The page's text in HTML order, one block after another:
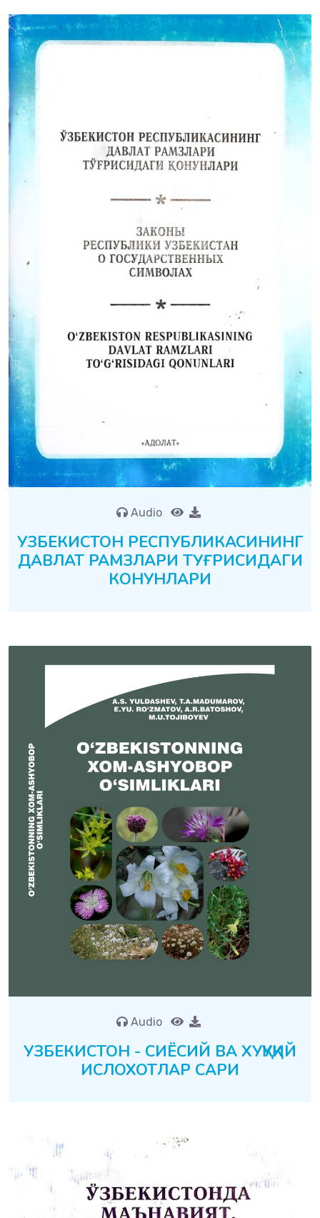
Audio
УЗБЕКИСТОН РЕСПУБЛИКАСИНИНГ
ДАВЛАТ РАМЗЛАРИ ТУҒРИСИДАГИ
КОНУНЛАРИ
Audio
УЗБЕКИСТОН - СИЁСИЙ ВА ХУҚУҚИЙ
ИСЛОХОТЛАР САРИ